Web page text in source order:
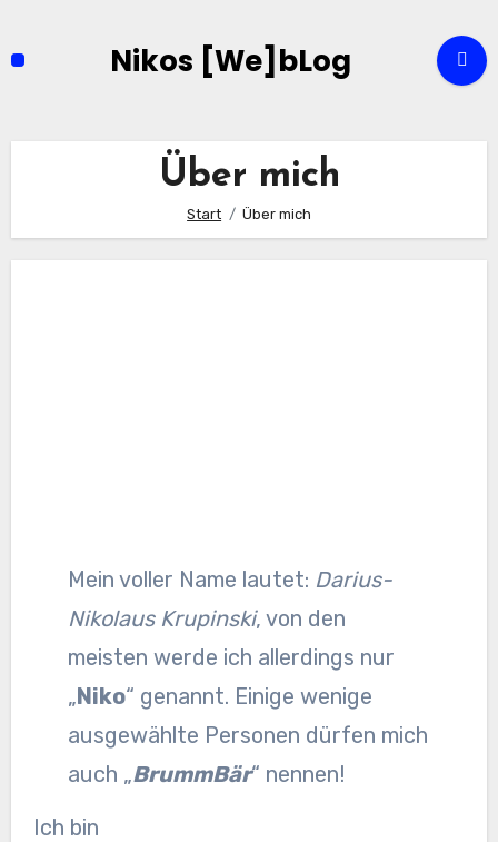
Nikos [We]bLog
Über mich
Start Über mich
Mein voller Name lautet: Darius-
Nikolaus Krupinski, von den
meisten werde ich allerdings nur
„Niko“ genannt. Einige wenige
ausgewählte Personen dürfen mich
auch „BrummBär“ nennen!
Ich bin